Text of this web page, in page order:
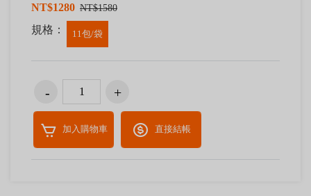
NT$1280 NT$1580
規格： 11包/袋
加入購物車 直接結帳